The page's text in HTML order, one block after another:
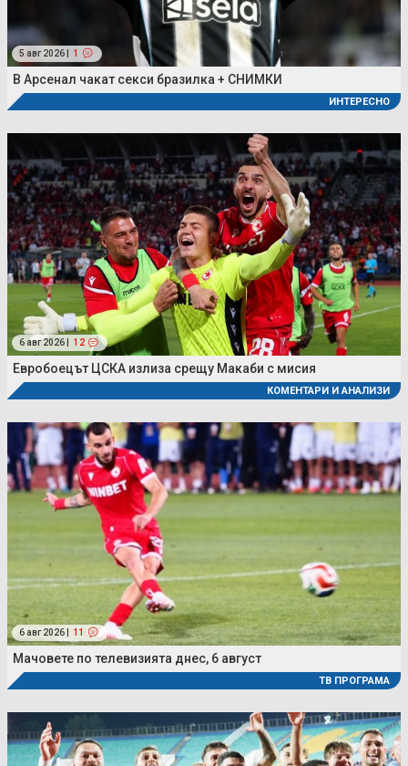
5 авг 2026 | 1
В Арсенал чакат секси бразилка + СНИМКИ
ИНТЕРЕСНО
6 авг 2026 | 12
Евробоецът ЦСКА излиза срещу Макаби с мисия
КОМЕНТАРИ И АНАЛИЗИ
6 авг 2026 | 11
Мачовете по телевизията днес, 6 август
ТВ ПРОГРАМА